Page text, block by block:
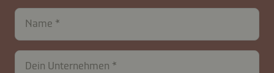
Name
Dein Unternehmen